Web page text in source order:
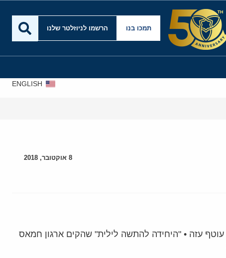
תמכו בנו הרשמו לניוזלטר שלנו
ENGLISH
8 אוקטובר, 2018
עזה • "היחידה להתשה לילית" שהקים ארגון חמאס